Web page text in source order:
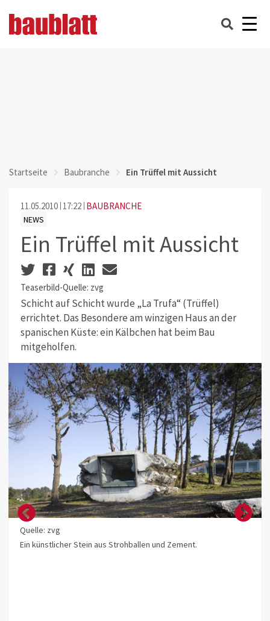
Startseite Baubranche Ein Trüffel mit Aussicht
11.05.2010 17:22 BAUBRANCHE
NEWS
Ein Trüffel mit Aussicht
Teaserbild-Quelle: zvg
Schicht auf Schicht wurde „La Trufa“ (Trüffel)
errichtet. Das Besondere am winzigen Haus an der
spanischen Küste: ein Kälbchen hat beim Bau
mitgeholfen.
Quelle: zvg
Ein künstlicher Stein aus Strohballen und Zement.